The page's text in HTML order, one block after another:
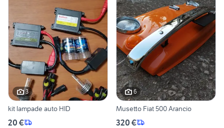
3
kit lampade auto HID
20 €
6
Musetto Fiat 500 Arancio
320 €